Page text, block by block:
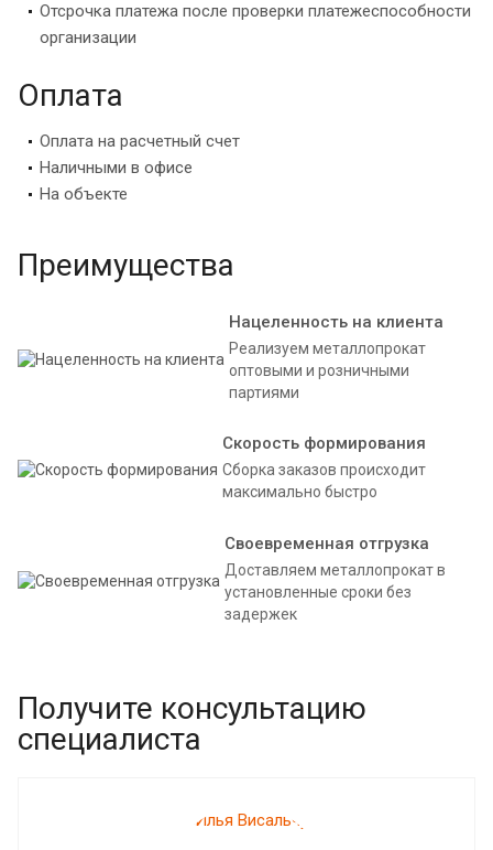
Отсрочка платежа после проверки платежеспособности
организации
Оплата
Оплата на расчетный счет
Наличными в офисе
На объекте
Преимущества
Нацеленность на клиента
Реализуем металлопрокат
оптовыми и розничными
партиями
Скорость формирования
Сборка заказов происходит
максимально быстро
Своевременная отгрузка
Доставляем металлопрокат в
установленные сроки без
задержек
Получите консультацию
специалиста